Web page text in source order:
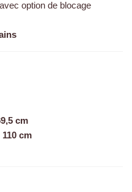
avec option de blocage
cm
110 cm